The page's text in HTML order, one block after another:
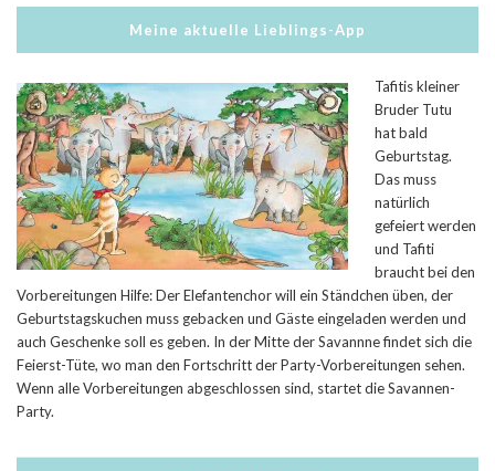
Meine aktuelle Lieblings-App
Tafitis kleiner
Bruder Tutu
hat bald
Geburtstag.
Das muss
natürlich
gefeiert werden
und Tafiti
braucht bei den
Vorbereitungen Hilfe: Der Elefantenchor will ein Ständchen üben, der
Geburtstagskuchen muss gebacken und Gäste eingeladen werden und
auch Geschenke soll es geben. In der Mitte der Savannne findet sich die
Feierst-Tüte, wo man den Fortschritt der Party-Vorbereitungen sehen.
Wenn alle Vorbereitungen abgeschlossen sind, startet die Savannen-
Party.